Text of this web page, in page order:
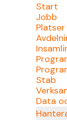
Start
Jobb
Platser
Stab
Data